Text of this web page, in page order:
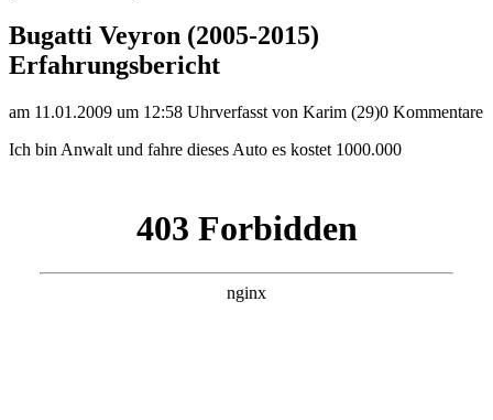
Bugatti Veyron (2005-2015)
Erfahrungsbericht
am 11.01.2009 um 12:58 Uhrverfasst von Karim (29)0 Kommentare
Ich bin Anwalt und fahre dieses Auto es kostet 1000.000